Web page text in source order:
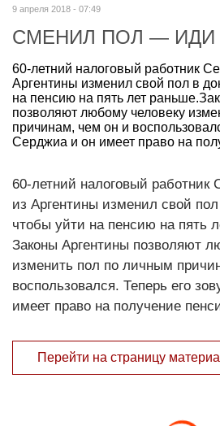
9 апреля 2018 - 07:49
СМЕНИЛ ПОЛ —
60-летний налоговый работник
Аргентины изменил свой пол в
на пенсию на пять лет
позволяют любому человеку
причинам, чем он и
Серджиа и он имеет право на
60-летний налоговый работник
из Аргентины изменил свой
чтобы уйти на пенсию на пять
Законы Аргентины позволяют
изменить пол по личным
воспользовался. Теперь его
имеет право на получение
Перейти на страницу